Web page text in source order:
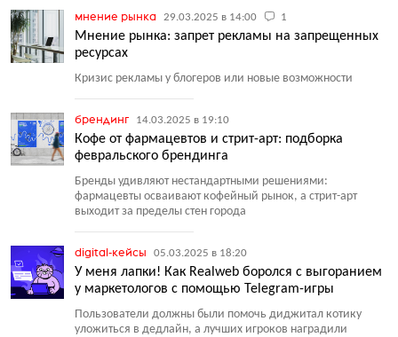
мнение рынка 29.03.2025 в 14:00 1
Мнение рынка: запрет рекламы на запрещенных
ресурсах
Кризис рекламы у блогеров или новые возможности
брендинг 14.03.2025 в 19:10
Кофе от фармацевтов и стрит-арт: подборка
февральского брендинга
Бренды удивляют нестандартными решениями:
фармацевты осваивают кофейный рынок, а стрит-арт
выходит за пределы стен города
digital-кейсы 05.03.2025 в 18:20
У меня лапки! Как Realweb боролся с выгоранием
у маркетологов с помощью Telegram-игры
Пользователи должны были помочь диджитал котику
уложиться в дедлайн, а лучших игроков наградили